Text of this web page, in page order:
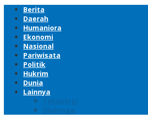
Berita
Daerah
Humaniora
Ekonomi
Nasional
Pariwisata
Politik
Hukrim
Dunia
Lainnya
Teknologi
Olahraga